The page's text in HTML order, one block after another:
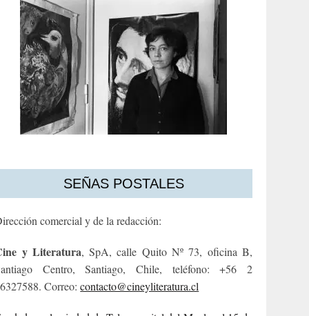
SEÑAS POSTALES
comercial y de la redacción:
y Literatura, SpA, calle Quito Nº 73, oficina B,
Centro, Santiago, Chile, teléfono: +56 2
Correo:contacto@cineyliteratura.cl